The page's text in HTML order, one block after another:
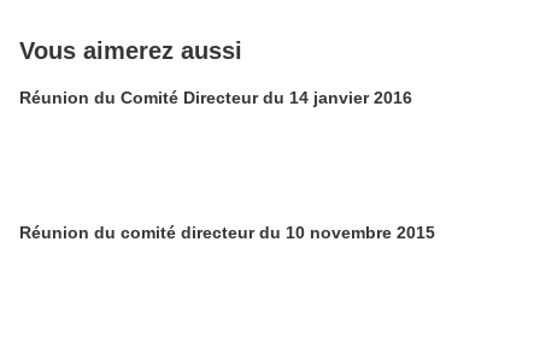
Vous aimerez aussi
Réunion du Comité Directeur du 14 janvier 2016
Réunion du comité directeur du 10 novembre 2015